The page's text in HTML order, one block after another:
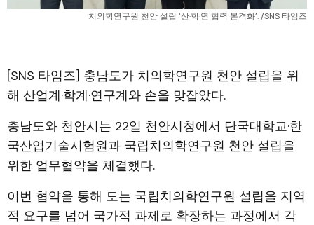
치의학연구원 천안 설립 ‘산·학·연 협력 본격화’. /SNS 타임즈
[SNS 타임즈] 충남도가 치의학연구원 천안 설립을 위
해 산업계·학계·연구계와 손을 맞잡았다.
충남도와 천안시는 22일 천안시청에서 단국대학교·한
국산업기술시험원과 국립치의학연구원 천안 설립을
위한 업무협약을 체결했다.
이번 협약을 통해 도는 국립치의학연구원 설립을 지역
적 요구를 넘어 국가적 과제로 확장하는 과정에서 각